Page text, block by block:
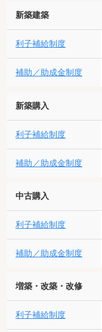
新築建築
利子補給制度
補助／助成金制度
新築購入
利子補給制度
補助／助成金制度
中古購入
利子補給制度
補助／助成金制度
増築・改築・改修
利子補給制度